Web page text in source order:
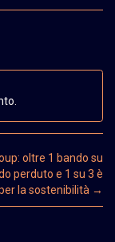
oltre 1 bando su
perduto e 1 su 3 è
la sostenibilità →